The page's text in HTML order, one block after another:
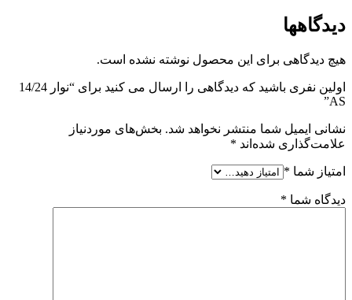
دیدگاهها
هیچ دیدگاهی برای این محصول نوشته نشده است.
اولین نفری باشید که دیدگاهی را ارسال می کنید برای “نوار 14/24
AS”
نشانی ایمیل شما منتشر نخواهد شد. بخش‌های موردنیاز
علامت‌گذاری شده‌اند *
امتیاز شما *
دیدگاه شما *